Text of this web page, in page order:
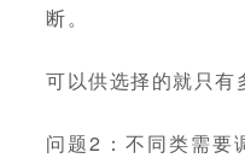
断。
可以供选择的就只有
问题2：不同类需要